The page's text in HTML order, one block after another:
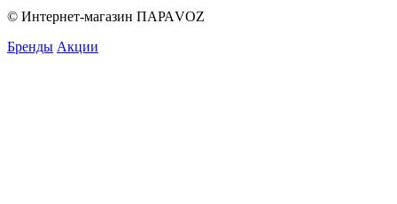
© Интернет-магазин ПАРАVOZ
Бренды Акции